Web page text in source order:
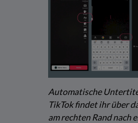
Automatische
TikTok findet ihr über
am rechten Rand nach